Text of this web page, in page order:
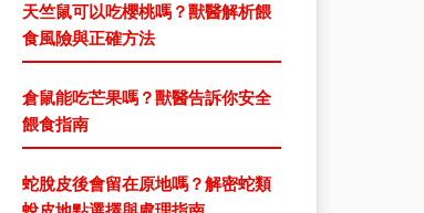
天竺鼠可以吃櫻桃嗎？獸醫解析餵
食風險與正確方法
倉鼠能吃芒果嗎？獸醫告訴你安全
餵食指南
蛇脫皮後會留在原地嗎？解密蛇類